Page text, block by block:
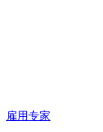
雇用专家